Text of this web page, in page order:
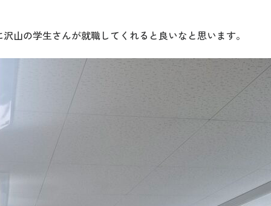
山の学生さんが就職してくれると良いなと思います。